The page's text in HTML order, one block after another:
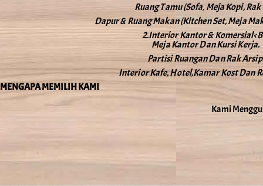
Ruang Tamu (Sofa, Meja Kopi, Rak
Dapur & Ruang Makan (Kitchen Set, Meja
2.Interior Kantor &
Meja Kantor Dan Kursi Kerja.
Partisi Ruangan Dan Rak
Interior Kafe, Hotel,kamar Kost Dan
MENGAPA MEMILIH KAMI
Kami